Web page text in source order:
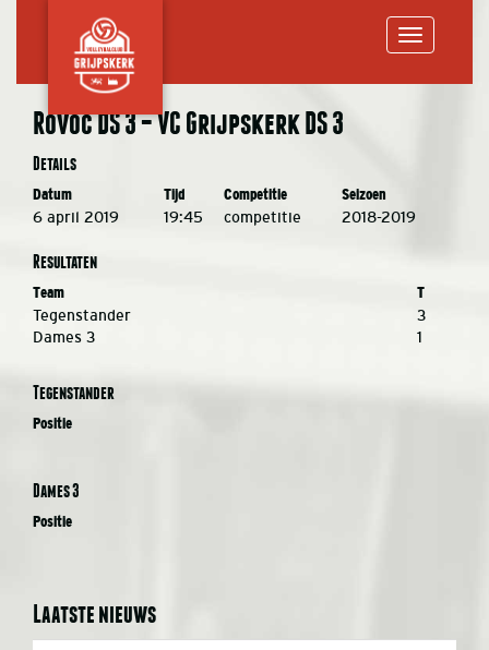
Rovoc DS 3 – VC Grijpskerk DS 3
Details
Datum Tijd Competitie Seizoen
6 april 2019 19:45 competitie 2018-2019
Resultaten
Team T
Tegenstander
3
Dames 3
1
Tegenstander
Positie
Dames 3
Positie
Laatste nieuws